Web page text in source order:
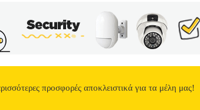
προσφορές αποκλειστικά για τα μέλη μας!